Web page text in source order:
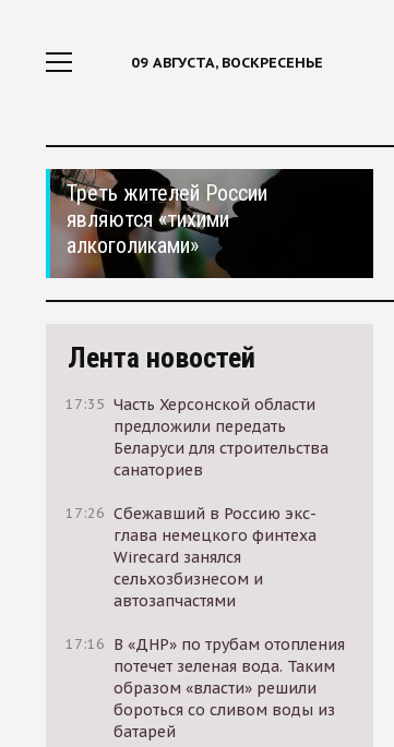
09 АВГУСТА, ВОСКРЕСЕНЬЕ
Треть жителей России
являются «тихими
алкоголиками»
Лента новостей
17:35 Часть Херсонской области
предложили передать
Беларуси для строительства
санаториев
17:26 Сбежавший в Россию экс-
глава немецкого финтеха
Wirecard занялся
сельхозбизнесом и
автозапчастями
17:16 В «ДНР» по трубам отопления
потечет зеленая вода. Таким
образом «власти» решили
бороться со сливом воды из
батарей